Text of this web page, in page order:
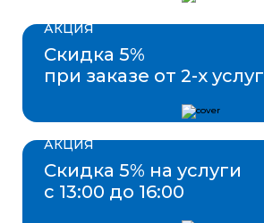
АКЦИЯ
Скидка 5%
при заказе от 2-х услуг
АКЦИЯ
Скидка 5% на услуги
с 13:00 до 16:00